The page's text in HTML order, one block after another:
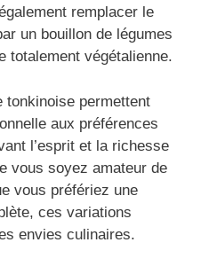
remplacer le
un bouillon de légumes
totalement végétalienne.
tonkinoise permettent
aux préférences
l’esprit et la richesse
vous soyez amateur de
vous préfériez une
ces variations
envies culinaires.